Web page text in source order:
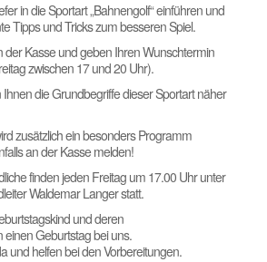
in die Sportart „Bahnengolf“ einführen und
Tipps und Tricks zum besseren Spiel.
der Kasse und geben Ihren Wunschtermin
zwischen 17 und 20 Uhr).
die Grundbegriffe dieser Sportart näher
zusätzlich ein besonders Programm
an der Kasse melden!
finden jeden Freitag um 17.00 Uhr unter
Waldemar Langer statt.
und deren
Geburtstag bei uns.
und helfen bei den Vorbereitungen.